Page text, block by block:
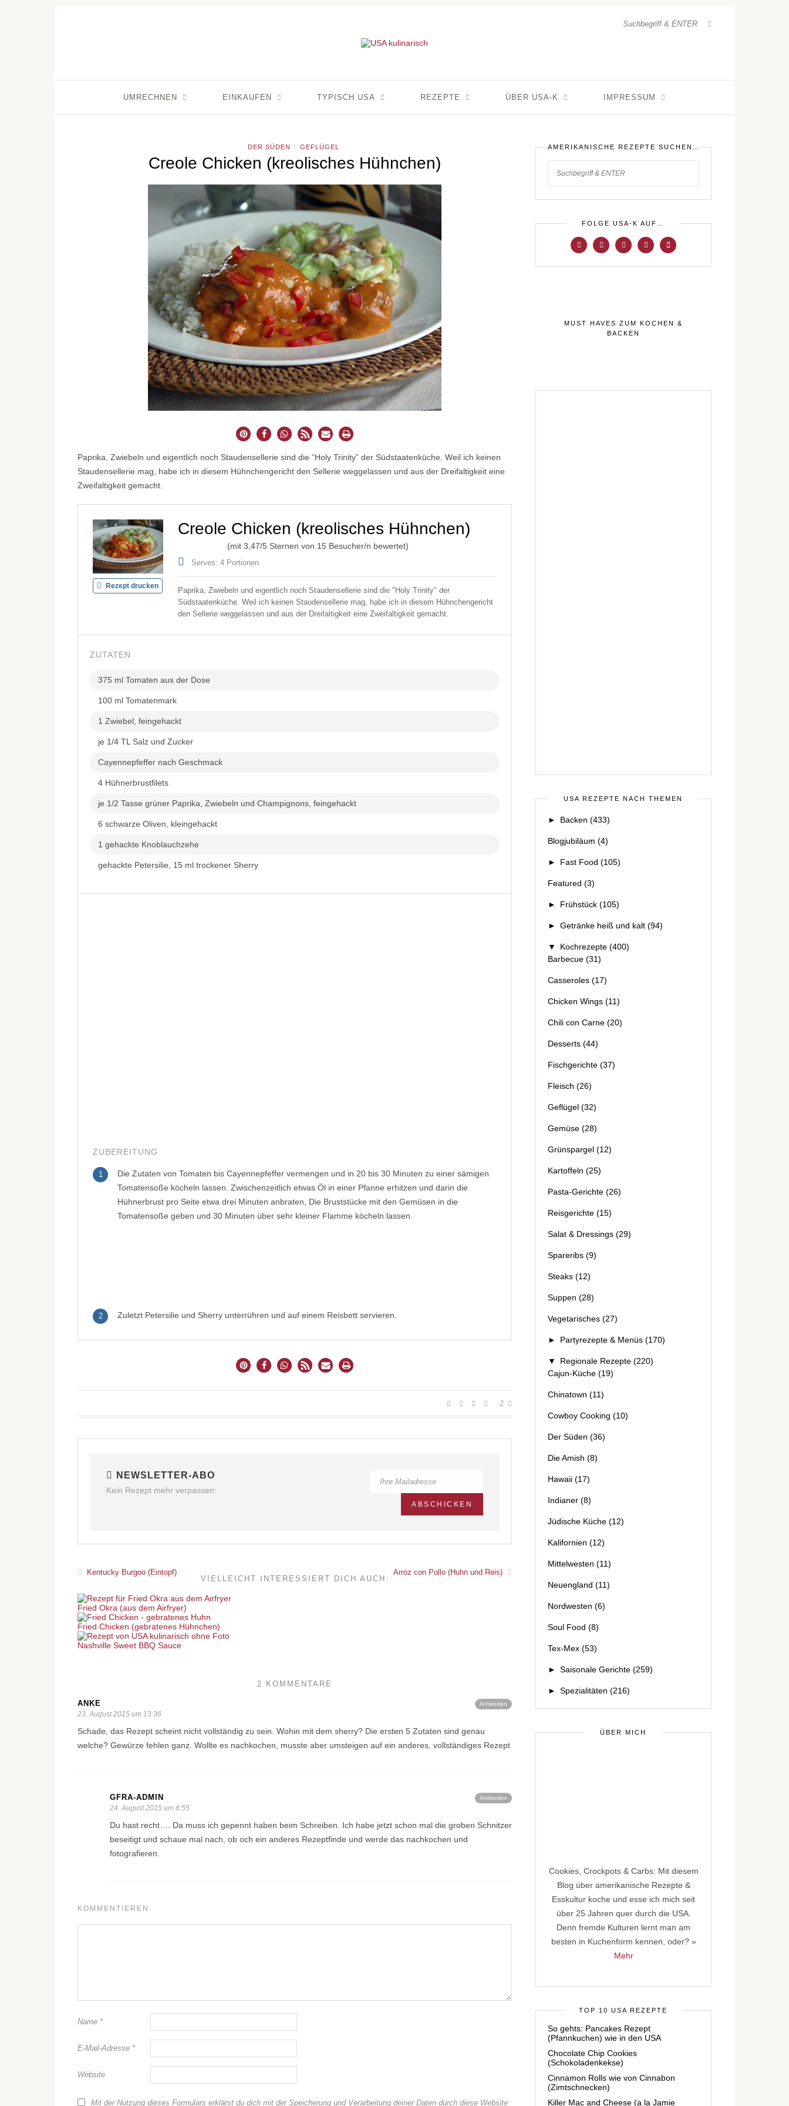
UMRECHNEN EINKAUFEN TYPISCH USA REZEPTE ÜBER USA-K IMPRESSUM
DER SÜDEN / GEFLÜGEL
Creole Chicken (kreolisches Hühnchen)
Paprika, Zwiebeln und eigentlich noch Staudensellerie sind die “Holy Trinity” der Südstaatenküche. Weil ich keinen
Staudensellerie mag, habe ich in diesem Hühnchengericht den Sellerie weggelassen und aus der Dreifaltigkeit eine
Zweifaltigkeit gemacht.
Rezept drucken
Creole Chicken (kreolisches Hühnchen)
(mit 3,47/5 Sternen von 15 Besucher/n bewertet)
Serves: 4 Portionen
Paprika, Zwiebeln und eigentlich noch Staudensellerie sind die "Holy Trinity" der
Südstaatenküche. Weil ich keinen Staudensellerie mag, habe ich in diesem Hühnchengericht
den Sellerie weggelassen und aus der Dreifaltigkeit eine Zweifaltigkeit gemacht.
ZUTATEN
375 ml Tomaten aus der Dose
100 ml Tomatenmark
1 Zwiebel, feingehackt
je 1/4 TL Salz und Zucker
Cayennepfeffer nach Geschmack
4 Hühnerbrustfilets
je 1/2 Tasse grüner Paprika, Zwiebeln und Champignons, feingehackt
6 schwarze Oliven, kleingehackt
1 gehackte Knoblauchzehe
gehackte Petersilie, 15 ml trockener Sherry
ZUBEREITUNG
1
Die Zutaten von Tomaten bis Cayennepfeffer vermengen und in 20 bis 30 Minuten zu einer sämigen
Tomatensoße köcheln lassen. Zwischenzeitlich etwas Öl in einer Pfanne erhitzen und darin die
Hühnerbrust pro Seite etwa drei Minuten anbraten, Die Bruststücke mit den Gemüsen in die
Tomatensoße geben und 30 Minuten über sehr kleiner Flamme köcheln lassen.
2 Zuletzt Petersilie und Sherry unterrühren und auf einem Reisbett servieren.
2
NEWSLETTER-ABO
Kein Rezept mehr verpassen:
Kentucky Burgoo (Eintopf) Arroz con Pollo (Huhn und Reis)
VIELLEICHT INTERESSIERT DICH AUCH:
Fried Okra (aus dem Airfryer)
Fried Chicken (gebratenes Hühnchen)
Nashville Sweet BBQ Sauce
2 KOMMENTARE
Antworten
ANKE
23. August 2015 um 13:36
Schade, das Rezept scheint nicht vollständig zu sein. Wohin mit dem sherry? Die ersten 5 Zutaten sind genau
welche? Gewürze fehlen ganz. Wollte es nachkochen, musste aber umsteigen auf ein anderes, vollständiges Rezept
Antworten
GFRA-ADMIN
24. August 2015 um 8:55
Du hast recht…. Da muss ich gepennt haben beim Schreiben. Ich habe jetzt schon mal die groben Schnitzer
beseitigt und schaue mal nach, ob och ein anderes Rezeptfinde und werde das nachkochen und
fotografieren.
KOMMENTIEREN
Name *
E-Mail-Adresse *
Website
Mit der Nutzung dieses Formulars erklärst du dich mit der Speicherung und Verarbeitung deiner Daten durch diese Website
AMERIKANISCHE REZEPTE SUCHEN…
FOLGE USA-K AUF…
MUST HAVES ZUM KOCHEN &
BACKEN
USA REZEPTE NACH THEMEN
► Backen (433)
Blogjubiläum (4)
► Fast Food (105)
Featured (3)
► Frühstück (105)
► Getränke heiß und kalt (94)
▼ Kochrezepte (400)
Barbecue (31)
Casseroles (17)
Chicken Wings (11)
Chili con Carne (20)
Desserts (44)
Fischgerichte (37)
Fleisch (26)
Geflügel (32)
Gemüse (28)
Grünspargel (12)
Kartoffeln (25)
Pasta-Gerichte (26)
Reisgerichte (15)
Salat & Dressings (29)
Spareribs (9)
Steaks (12)
Suppen (28)
Vegetarisches (27)
► Partyrezepte & Menüs (170)
▼ Regionale Rezepte (220)
Cajun-Küche (19)
Chinatown (11)
Cowboy Cooking (10)
Der Süden (36)
Die Amish (8)
Hawaii (17)
Indianer (8)
Jüdische Küche (12)
Kalifornien (12)
Mittelwesten (11)
Neuengland (11)
Nordwesten (6)
Soul Food (8)
Tex-Mex (53)
► Saisonale Gerichte (259)
► Spezialitäten (216)
ÜBER MICH
Cookies, Crockpots & Carbs: Mit diesem
Blog über amerikanische Rezepte &
Esskultur koche und esse ich mich seit
über 25 Jahren quer durch die USA.
Denn fremde Kulturen lernt man am
besten in Kuchenform kennen, oder? »
Mehr
TOP 10 USA REZEPTE
So gehts: Pancakes Rezept
(Pfannkuchen) wie in den USA
Chocolate Chip Cookies
(Schokoladenkekse)
Cinnamon Rolls wie von Cinnabon
(Zimtschnecken)
Killer Mac and Cheese (a la Jamie